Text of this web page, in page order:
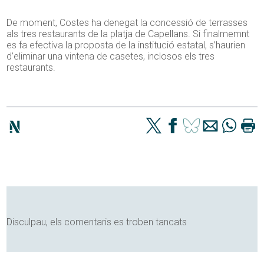
De moment, Costes ha denegat la concessió de terrasses
als tres restaurants de la platja de Capellans. Si finalmemnt
es fa efectiva la proposta de la institució estatal, s’haurien
d’eliminar una vintena de casetes, inclosos els tres
restaurants.
Disculpau, els comentaris es troben tancats